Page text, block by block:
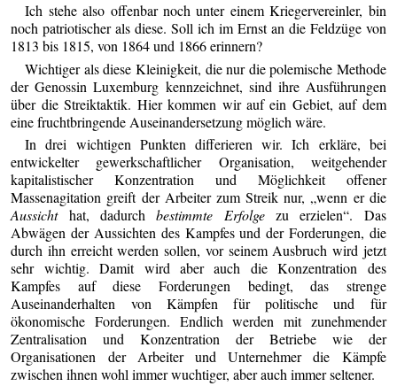
Ich stehe also offenbar noch unter einem Kriegervereinler, bin
noch patriotischer als diese. Soll ich im Ernst an die Feldzüge von
1813 bis 1815, von 1864 und 1866 erinnern?
Wichtiger als diese Kleinigkeit, die nur die polemische Methode
der Genossin Luxemburg kennzeichnet, sind ihre Ausführungen
über die Streiktaktik. Hier kommen wir auf ein Gebiet, auf dem
eine fruchtbringende Auseinandersetzung möglich wäre.
In drei wichtigen Punkten differieren wir. Ich erkläre, bei
entwickelter gewerkschaftlicher Organisation, weitgehender
kapitalistischer Konzentration und Möglichkeit offener
Massenagitation greift der Arbeiter zum Streik nur, „wenn er die
Aussichthat, dadurchbestimmte Erfolgezu erzielen“. Das
Abwägen der Aussichten des Kampfes und der Forderungen, die
durch ihn erreicht werden sollen, vor seinem Ausbruch wird jetzt
sehr wichtig. Damit wird aber auch die Konzentration des
Kampfes auf diese Forderungen bedingt, das strenge
Auseinanderhalten von Kämpfen für politische und für
ökonomische Forderungen. Endlich werden mit zunehmender
Zentralisation und Konzentration der Betriebe wie der
Organisationen der Arbeiter und Unternehmer die Kämpfe
zwischen ihnen wohl immer wuchtiger, aber auch immer seltener.